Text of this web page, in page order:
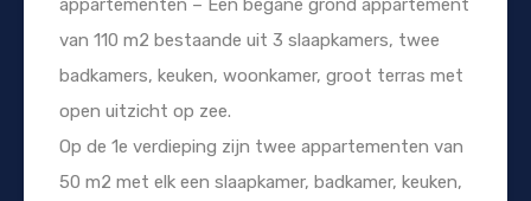
appartementen – Een begane grond appartement
van 110 m2 bestaande uit 3 slaapkamers, twee
badkamers, keuken, woonkamer, groot terras met
open uitzicht op zee.
Op de 1e verdieping zijn twee appartementen van
50 m2 met elk een slaapkamer, badkamer, keuken,